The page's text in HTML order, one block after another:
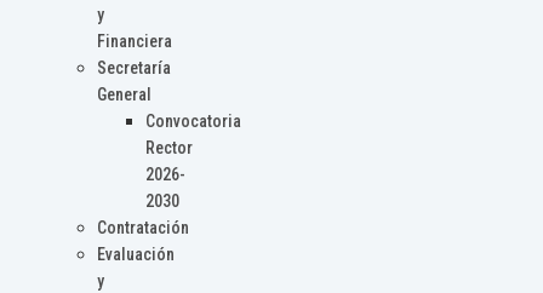
y
Financiera
Secretaría
General
Convocatoria
Rector
2026-
2030
Contratación
Evaluación
y